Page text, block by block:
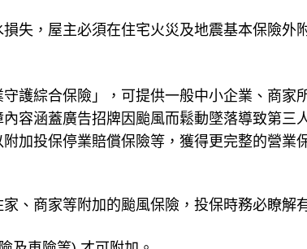
失，屋主必須在住宅火災及地震基本保險外
護綜合保險」，可提供一般中小企業、商家
容涵蓋廣告招牌因颱風而鬆動墜落導致第三
加投保停業賠償保險等，獲得更完整的營業
、商家等附加的颱風保險，投保時務必瞭解